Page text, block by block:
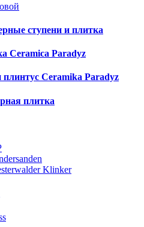
ступени и плитка
Ceramica Paradyz
Ceramika Paradyz
плитка
Klinker